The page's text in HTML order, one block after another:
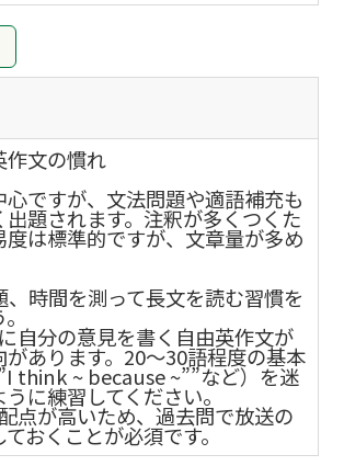
作文の慣れ
ですが、文法問題や適語補充も
題されます。注釈が多くつくた
度は標準的ですが、文章量が多め
、時間を測って長文を読む習慣を
自分の意見を書く自由英作文が
があります。20〜30語程度の基本
think ~ because ~””など）を迷
に練習してください。
点が高いため、過去問で放送の
おくことが必須です。